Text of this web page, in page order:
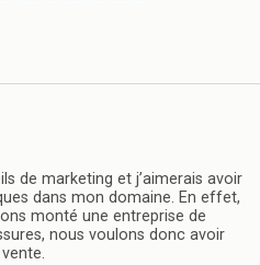
de marketing et j’aimerais avoir
dans mon domaine. En effet,
monté une entreprise de
nous voulons donc avoir